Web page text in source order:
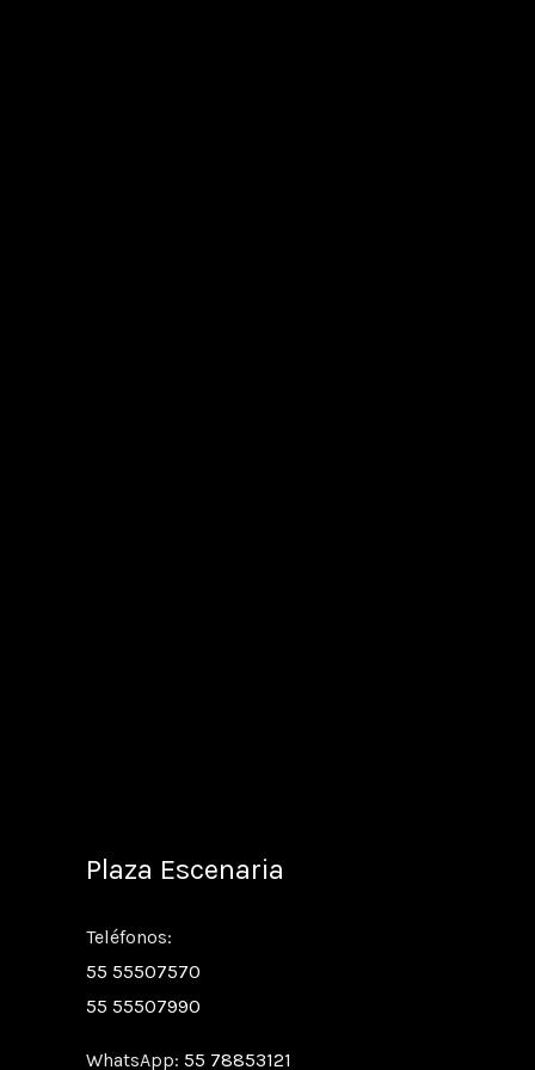
Plaza Escenaria
Teléfonos:
55 55507570
55 55507990
WhatsApp: 55 78853121